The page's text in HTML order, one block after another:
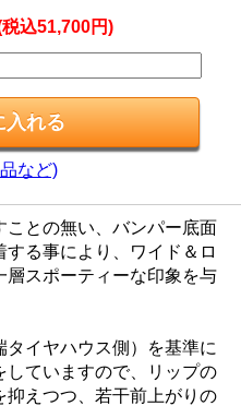
込51,700円)
など)
との無い、バンパー底面
る事により、ワイド＆ロ
層スポーティーな印象を与
イヤハウス側）を基準に
していますので、リップの
抑えつつ、若干前上がりの